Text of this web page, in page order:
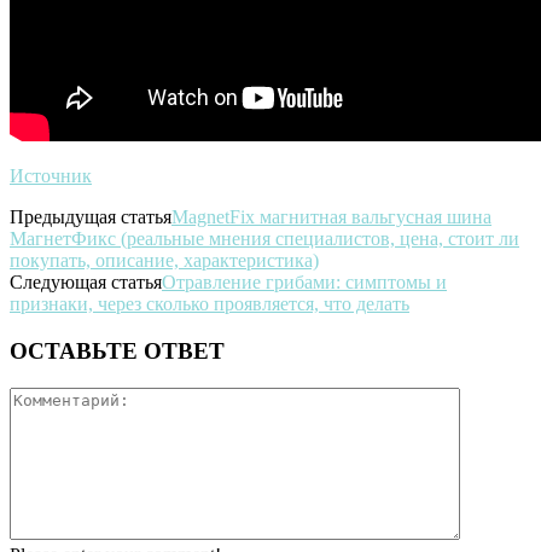
Источник
Предыдущая статьяMagnetFix магнитная вальгусная шина
МагнетФикс (реальные мнения специалистов, цена, стоит ли
покупать, описание, характеристика)
Следующая статьяОтравление грибами: симптомы и
признаки, через сколько проявляется, что делать
ОСТАВЬТЕ ОТВЕТ